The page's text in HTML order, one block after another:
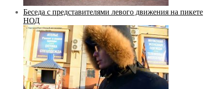
Беседа с представителями левого движения на пикете
НОД